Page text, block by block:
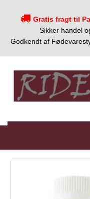
Gratis fragt til
Sikker handel
Godkendt af